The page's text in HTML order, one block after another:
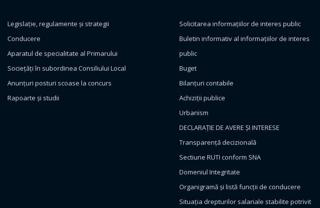
Legislație, regulamente și strategii
Conducere
Aparatul de specialitate al Primarului
Sociețăți în subordinea Consiliului Local
Anunțuri posturi scoase la concurs
Rapoarte și studii
Solicitarea informațiilor de interes public
Buletin informativ al informațiilor de interes
public
Buget
Bilanțuri contabile
Achiziții publice
Urbanism
DECLARAȚIE DE AVERE ȘI INTERESE
Transparență decizională
Sectiune RUTI conform SNA
Domeniul Integritate
Organigramă și listă funcții de conducere
Situația drepturilor salariale stabilite potrivit